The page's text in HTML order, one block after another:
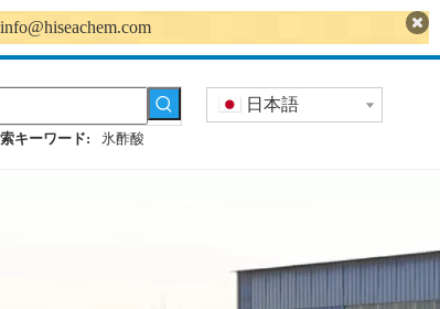
info@hiseachem.com
キーワード: 氷酢酸
日本語